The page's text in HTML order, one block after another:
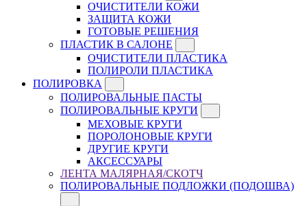
ОЧИСТИТЕЛИ КОЖИ
ЗАЩИТА КОЖИ
ГОТОВЫЕ РЕШЕНИЯ
ПЛАСТИК В САЛОНЕ
ОЧИСТИТЕЛИ ПЛАСТИКА
ПОЛИРОЛИ ПЛАСТИКА
ПОЛИРОВКА
ПОЛИРОВАЛЬНЫЕ ПАСТЫ
ПОЛИРОВАЛЬНЫЕ КРУГИ
МЕХОВЫЕ КРУГИ
ПОРОЛОНОВЫЕ КРУГИ
ДРУГИЕ КРУГИ
АКСЕССУАРЫ
ЛЕНТА МАЛЯРНАЯ/СКОТЧ
ПОЛИРОВАЛЬНЫЕ ПОДЛОЖКИ (ПОДОШВА)